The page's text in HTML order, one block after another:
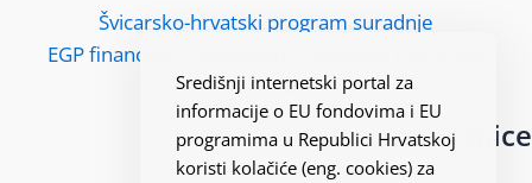
Švicarsko-hrvatski program suradnje
EGP financijski mehanizam i Norveški financijski
mehanizam
Korisne poveznice
Središnji internetski portal za
informacije o EU fondovima i EU
programima u Republici Hrvatskoj
koristi kolačiće (eng. cookies) za